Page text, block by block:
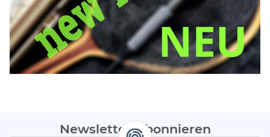
Newsletter Abonnieren